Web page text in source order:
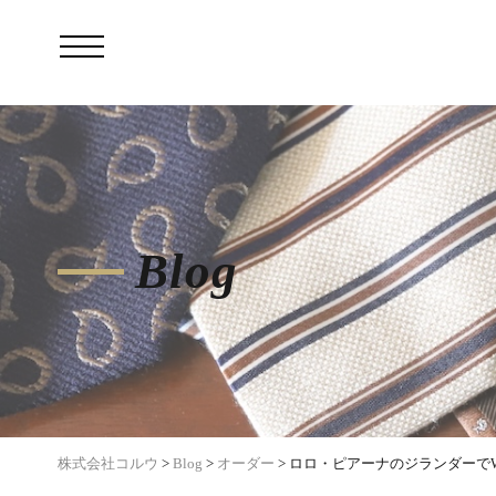
Blog
株式会社コルウ > Blog > オーダー > ロロ・ピアーナのジランダーで